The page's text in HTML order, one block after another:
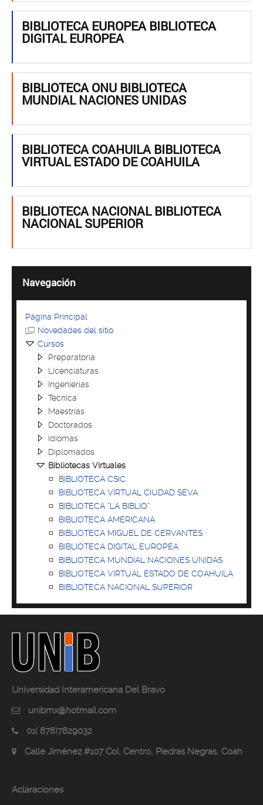
BIBLIOTECA EUROPEA BIBLIOTECA
DIGITAL EUROPEA
BIBLIOTECA ONU BIBLIOTECA
MUNDIAL NACIONES UNIDAS
BIBLIOTECA COAHUILA BIBLIOTECA
VIRTUAL ESTADO DE COAHUILA
BIBLIOTECA NACIONAL BIBLIOTECA
NACIONAL SUPERIOR
Navegación
Página Principal
Novedades del sitio
Cursos
Preparatoria
Licenciaturas
Ingenierías
Técnica
Maestrías
Doctorados
Idiomas
Diplomados
Bibliotecas Virtuales
BIBLIOTECA CSIC
BIBLIOTECA VIRTUAL CIUDAD SEVA
BIBLIOTECA "LA BIBLIO"
BIBLIOTECA AMERICANA
BIBLIOTECA MIGUEL DE CERVANTES
BIBLIOTECA DIGITAL EUROPEA
BIBLIOTECA MUNDIAL NACIONES UNIDAS
BIBLIOTECA VIRTUAL ESTADO DE COAHUILA
BIBLIOTECA NACIONAL SUPERIOR
Universidad Interamericana Del Bravo
unibmx@hotmail.com
01( 878)7829032
Calle Jiménez #107 Col. Centro, Piedras Negras, Coah
Aclaraciones